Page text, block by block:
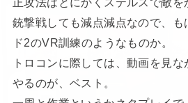
銃撃戦しても減点減点なので、も
ド2のVR訓練のようなものか。
トロコンに際しては、動画を見
やるのが、ベスト。